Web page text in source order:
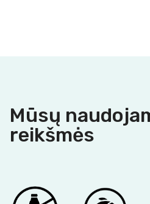
Mūsų
reikšmės